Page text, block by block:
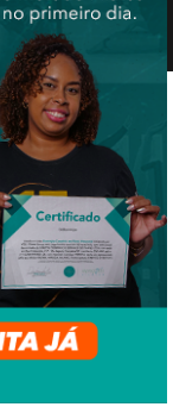
os direitos